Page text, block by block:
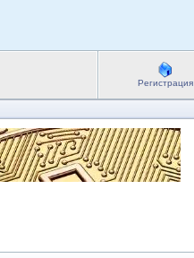
Регистрация